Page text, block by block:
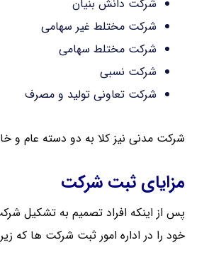
شرکت دانش بنیان
شرکت مختلط غیر سهامی
شرکت مختلط سهامی
شرکت نسبی
شرکت تعاونی تولید و مصرف
شرکت مدنی نیز کلا به دو دسته عام
مزایای ثبت شرکت
پس از اینکه افراد تصمیم به تشکیل
خود را در اداره امور ثبت شرکت‌ ها که